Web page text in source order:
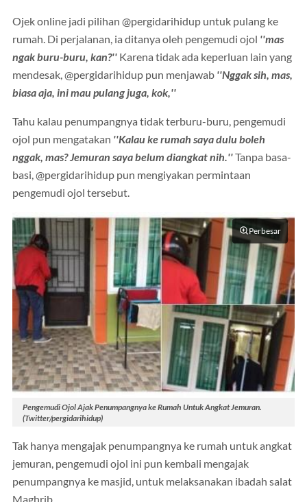
Ojek online jadi pilihan @pergidarihidup untuk pulang ke
rumah. Di perjalanan, ia ditanya oleh pengemudi ojol ''mas
ngak buru-buru, kan?'' Karena tidak ada keperluan lain yang
mendesak, @pergidarihidup pun menjawab ''Nggak sih, mas,
biasa aja, ini mau pulang juga, kok,''
Tahu kalau penumpangnya tidak terburu-buru, pengemudi
ojol pun mengatakan ''Kalau ke rumah saya dulu boleh
nggak, mas? Jemuran saya belum diangkat nih.''Tanpa basa-
basi, @pergidarihidup pun mengiyakan permintaan
pengemudi ojol tersebut.
Perbesar
Pengemudi Ojol Ajak Penumpangnya ke Rumah Untuk Angkat Jemuran.
(Twitter/pergidarihidup)
Tak hanya mengajak penumpangnya ke rumah untuk angkat
jemuran, pengemudi ojol ini pun kembali mengajak
penumpangnya ke masjid, untuk melaksanakan ibadah salat